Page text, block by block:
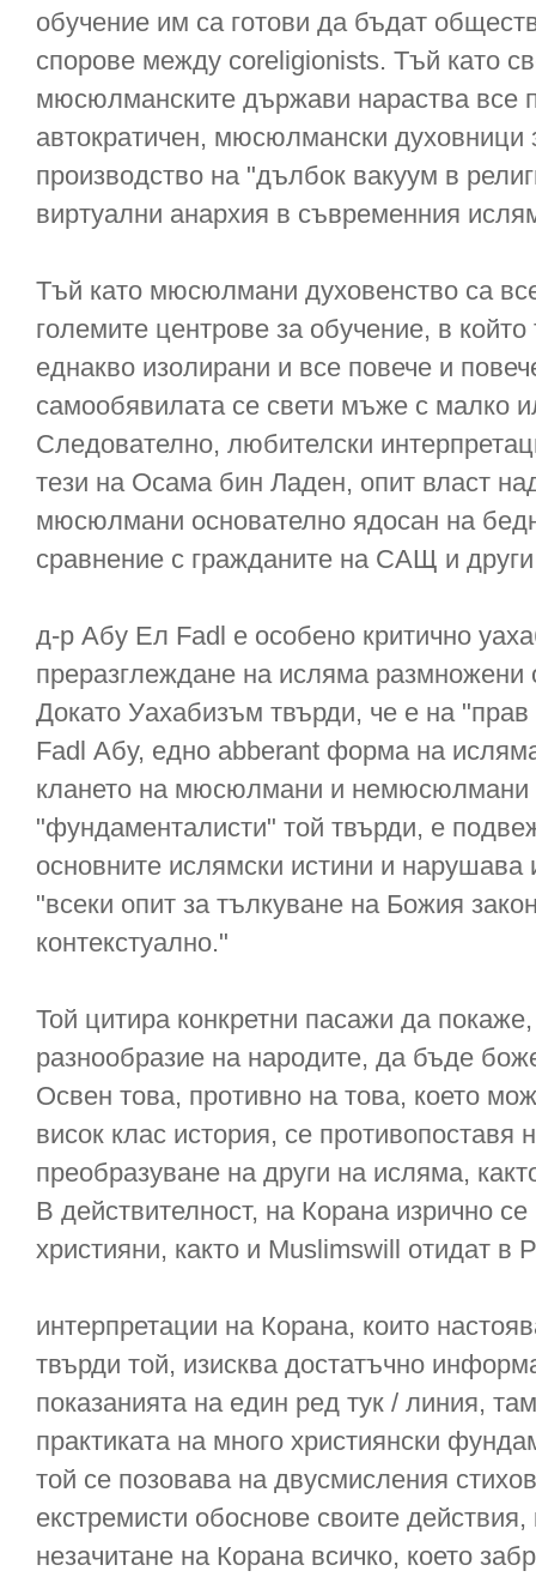
обучение им са готови да бъдат
спорове между coreligionists. Тъй като
мюсюлманските държави нараства все
автократичен, мюсюлмански духовници
производство на "дълбок вакуум в
виртуални анархия в съвременния
Тъй като мюсюлмани духовенство са
големите центрове за обучение, в
еднакво изолирани и все повече и
самообявилата се свети мъже с малко
Следователно, любителски
тези на Осама бин Ладен, опит власт
мюсюлмани основателно ядосан на
сравнение с гражданите на САЩ и
д-р Абу Ел Fadl е особено критично
преразглеждане на исляма размножени
Докато Уахабизъм твърди, че е на
Fadl Абу, едно abberant форма на
клането на мюсюлмани и немюсюлмани
"фундаменталисти" той твърди, е
основните ислямски истини и нарушава
"всеки опит за тълкуване на Божия
контекстуално."
Той цитира конкретни пасажи да
разнообразие на народите, да бъде
Освен това, противно на това, което
висок клас история, се противопоставя
преобразуване на други на исляма,
В действителност, на Корана изрично
християни, както и Muslimswill отидат в
интерпретации на Корана, които
твърди той, изисква достатъчно
показанията на един ред тук / линия,
практиката на много християнски
той се позовава на двусмисления
екстремисти обоснове своите
незачитане на Корана всичко, което